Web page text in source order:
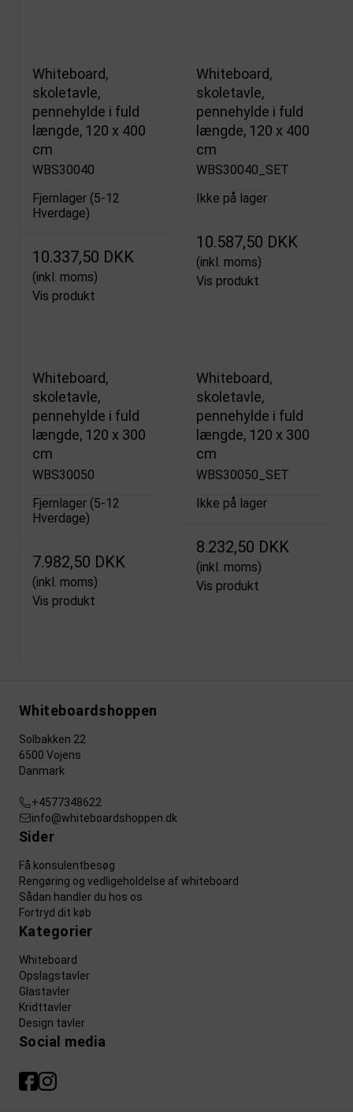
Whiteboard,
skoletavle,
pennehylde i fuld
længde, 120 x 400
cm
WBS30040
Fjernlager (5-12
Hverdage)
10.337,50 DKK
(inkl. moms)
Vis produkt
Whiteboard,
skoletavle,
pennehylde i fuld
længde, 120 x 400
cm
WBS30040_SET
Ikke på lager
10.587,50 DKK
(inkl. moms)
Vis produkt
Whiteboard,
skoletavle,
pennehylde i fuld
længde, 120 x 300
cm
WBS30050
Fjernlager (5-12
Hverdage)
7.982,50 DKK
(inkl. moms)
Vis produkt
Whiteboard,
skoletavle,
pennehylde i fuld
længde, 120 x 300
cm
WBS30050_SET
Ikke på lager
8.232,50 DKK
(inkl. moms)
Vis produkt
Whiteboardshoppen
Solbakken 22
6500 Vojens
Danmark
+4577348622
info@whiteboardshoppen.dk
Sider
Få konsulentbesøg
Rengøring og vedligeholdelse af whiteboard
Sådan handler du hos os
Fortryd dit køb
Kategorier
Whiteboard
Opslagstavler
Glastavler
Kridttavler
Design tavler
Social media